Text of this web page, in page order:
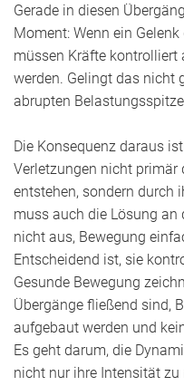
Gerade in diesen
Moment: Wenn ein
müssen Kräfte
werden. Gelingt das nicht
abrupten
Die Konsequenz daraus
Verletzungen nicht primär
entstehen, sondern durch
muss auch die Lösung an
nicht aus, Bewegung
Entscheidend ist, sie
Gesunde Bewegung
Übergänge fließend sind,
aufgebaut werden und
Es geht darum, die
nicht nur ihre Intensität zu